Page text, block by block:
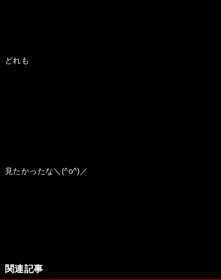
どれも
見たかったな＼(^o^)／
関連記事